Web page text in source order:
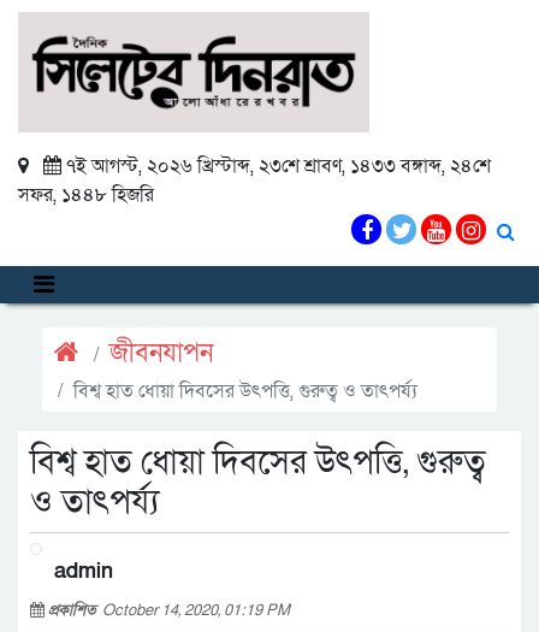
৭ই আগস্ট, ২০২৬ খ্রিস্টাব্দ, ২৩শে শ্রাবণ, ১৪৩৩ বঙ্গাব্দ, ২৪শে
সফর, ১৪৪৮ হিজরি
জীবনযাপন
বিশ্ব হাত ধোয়া দিবসের উৎপত্তি, গুরুত্ব ও তাৎপর্য্য
বিশ্ব হাত ধোয়া দিবসের উৎপত্তি, গুরুত্ব
ও তাৎপর্য্য
admin
প্রকাশিত October 14, 2020, 01:19 PM